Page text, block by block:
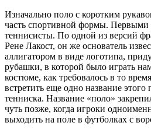
Изначально поло с коротким
часть спортивной формы. Первыми
теннисисты. По одной из версий
Рене Лакост, он же основатель
аллигатором в виде логотипа,
рубашки, в которой было играть
костюме, как требовалось в то
встретить еще одно название этого
тенниска. Название «поло»
чуть позже, когда игроки
выходить на поле в футболках с